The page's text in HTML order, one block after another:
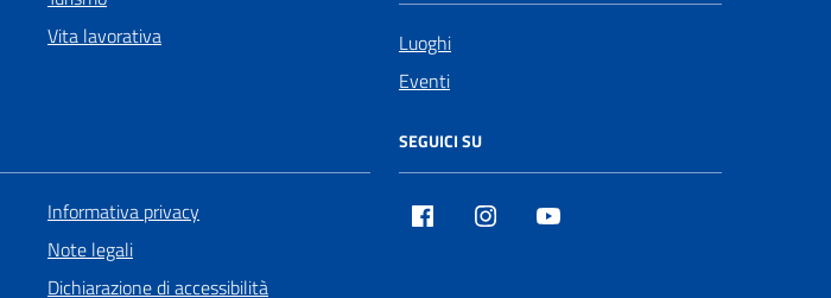
Vita lavorativa
Luoghi
Eventi
Informativa privacy
Note legali
Dichiarazione di accessibilità
SEGUICI SU
Facebook Instagram